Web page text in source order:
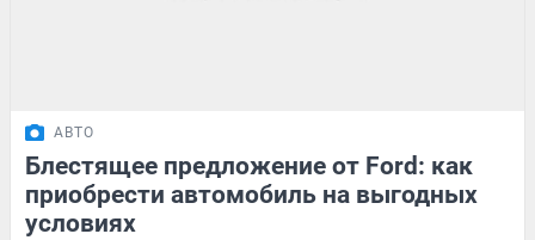
АВТО
Блестящее предложение от Ford: как
приобрести автомобиль на выгодных
условиях